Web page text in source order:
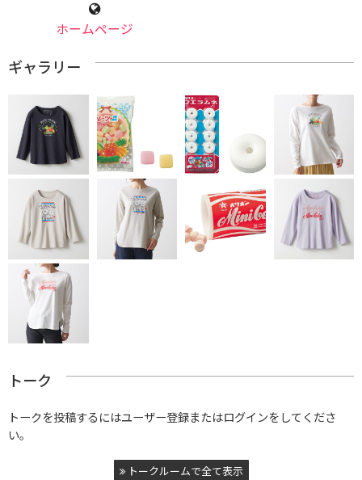
ホームページ
ギャラリー
トーク
トークを投稿するにはユーザー登録またはログインをしてくださ
い。
トークルームで全て表示